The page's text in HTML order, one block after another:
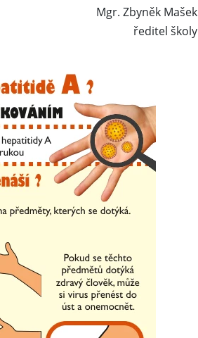
Mgr. Zbyněk Mašek
ředitel školy